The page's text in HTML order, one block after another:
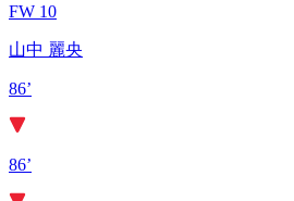
FW 10
山中 麗央
86’
86’